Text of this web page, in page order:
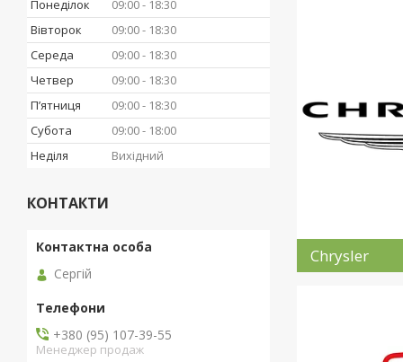
Chrysler
Понеділок 09:00
18:30
Вівторок
09:00
18:30
Середа
09:00
18:30
Четвер
09:00
18:30
Пʼятниця
09:00
18:30
Субота
09:00
18:00
Неділя
Вихідний
КОНТАКТИ
Сергій
+380 (95) 107-39-55
Менеджер продаж